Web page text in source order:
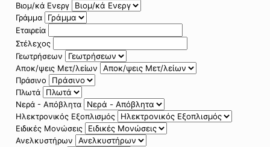
Βιομ/κά Ενεργ
Γράμμα
Εταιρεία
Στέλεχος
Γεωτρήσεων
Αποκ/ψεις Μετ/λείων
Πράσινο
Πλωτά
Νερά - Απόβλητα
Ηλεκτρονικός Εξοπλισμός
Ειδικές Μονώσεις
Ανελκυστήρων